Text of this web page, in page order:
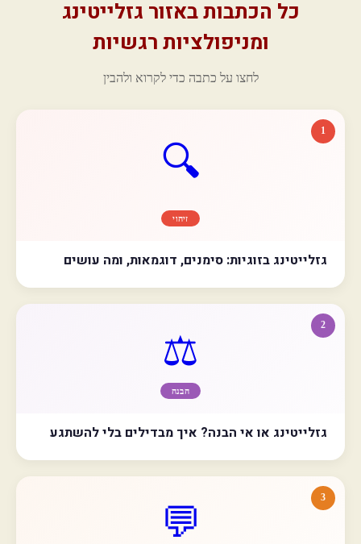
כל הכתבות באזור גזלייטינג
ומניפולציות רגשיות
לחצו על כתבה כדי לקרוא ולהבין
1
🔍
זיהוי
גזלייטינג בזוגיות: סימנים, דוגמאות, ומה עושים
2
⚖️
הבנה
גזלייטינג או אי הבנה? איך מבדילים בלי להשתגע
3
💬